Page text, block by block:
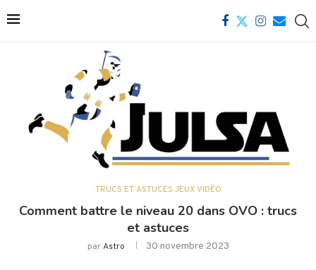
TRUCS ET ASTUCES JEUX VIDÉO
Comment battre le niveau 20 dans OVO : trucs
et astuces
parAstro 30 novembre 2023